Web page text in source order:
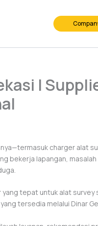
|
charger alat
bekerja lapangan,
tepat untuk alat
tersedia melalui Dinar